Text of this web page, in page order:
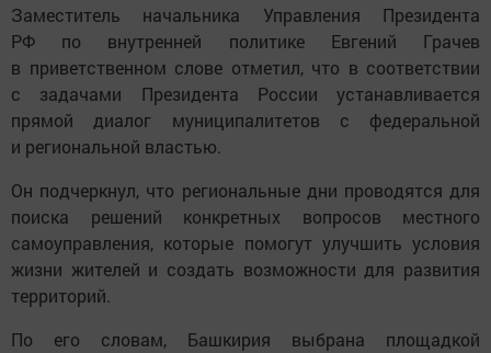
Заместитель начальника Управления Президента
РФ по внутренней политике Евгений Грачев
в приветственном слове отметил, что в соответствии
с задачами Президента России устанавливается
прямой диалог муниципалитетов с федеральной
и региональной властью.
Он подчеркнул, что региональные дни проводятся для
поиска решений конкретных вопросов местного
самоуправления, которые помогут улучшить условия
жизни жителей и создать возможности для развития
территорий.
По его словам, Башкирия выбрана площадкой